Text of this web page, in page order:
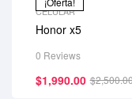
CELULAR
Honor x5
0 Reviews
$
$1,990.00